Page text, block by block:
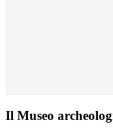
Il Museo